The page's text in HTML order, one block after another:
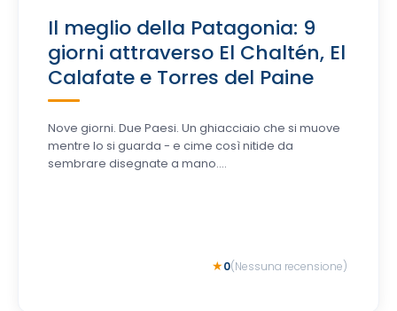
Il meglio della Patagonia: 9
giorni attraverso El Chaltén, El
Calafate e Torres del Paine
Nove giorni. Due Paesi. Un ghiacciaio che si muove
mentre lo si guarda - e cime così nitide da
sembrare disegnate a mano....
0(Nessuna recensione)